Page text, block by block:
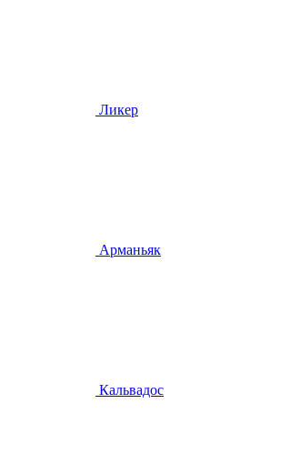
Ликер
Арманьяк
Кальвадос